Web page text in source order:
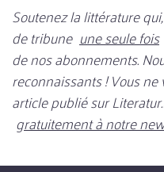
Soutenez la littérature
de tribune une seule fois
de nos abonnements.
reconnaissants ! Vous
article publié sur
gratuitement à notre